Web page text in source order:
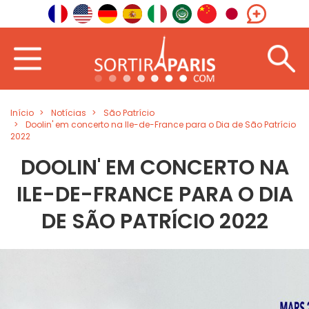
Início Notícias
São Patrício
Doolin' em concerto na Ile-de-France para o Dia de São Patrício
2022
DOOLIN' EM CONCERTO NA
ILE-DE-FRANCE PARA O DIA
DE SÃO PATRÍCIO 2022